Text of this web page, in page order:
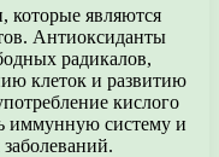
являются
Антиоксиданты
радикалов,
клеток и развитию
кислого
иммунную систему и